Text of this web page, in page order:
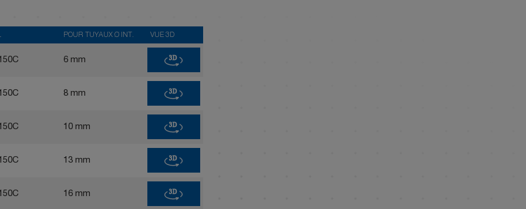
POUR TUYAUX Ø INT. VUE 3D
6 mm 3D
8 mm 3D
10 mm 3D
13 mm 3D
16 mm 3D